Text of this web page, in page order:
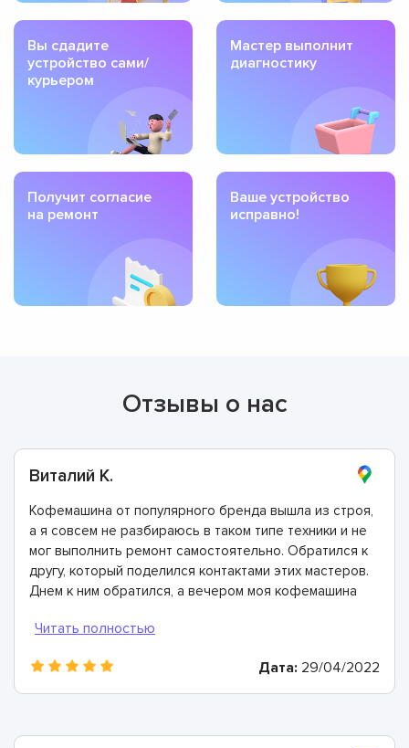
Вы сдадите
устройство сами/
курьером
Мастер выполнит
диагностику
Получит согласие
на ремонт
Ваше устройство
исправно!
Отзывы о нас
Виталий К.
Кофемашина от популярного бренда вышла из строя,
а я совсем не разбираюсь в таком типе техники и не
мог выполнить ремонт самостоятельно. Обратился к
другу, который поделился контактами этих мастеров.
Днем к ним обратился, а вечером моя кофемашина
Дата: 29/04/2022